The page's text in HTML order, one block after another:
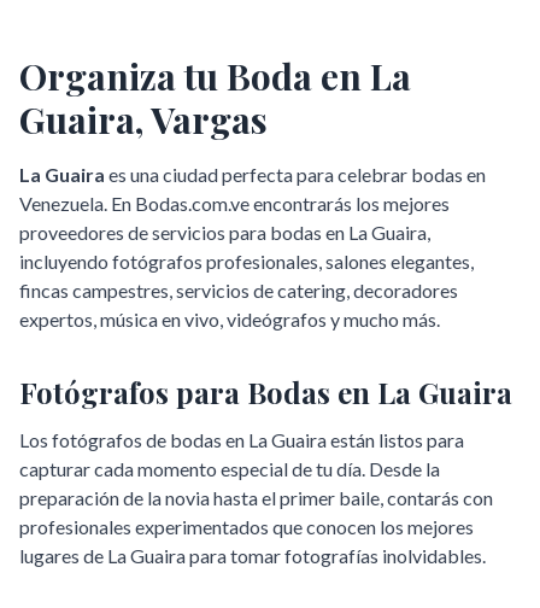
Organiza tu Boda enLa
Guaira,Vargas
La Guaira es una ciudad perfecta para celebrar bodas en
Venezuela. En Bodas.com.ve encontrarás los mejores
proveedores de servicios para bodas en La Guaira,
incluyendo fotógrafos profesionales, salones elegantes,
fincas campestres, servicios de catering, decoradores
expertos, música en vivo, videógrafos y mucho más.
Fotógrafos para Bodas en La Guaira
Los fotógrafos de bodas en La Guairaestán listos para
capturar cada momento especial de tu día. Desde la
preparación de la novia hasta el primer baile, contarás con
profesionales experimentados que conocen los mejores
lugares de La Guairapara tomar fotografías inolvidables.